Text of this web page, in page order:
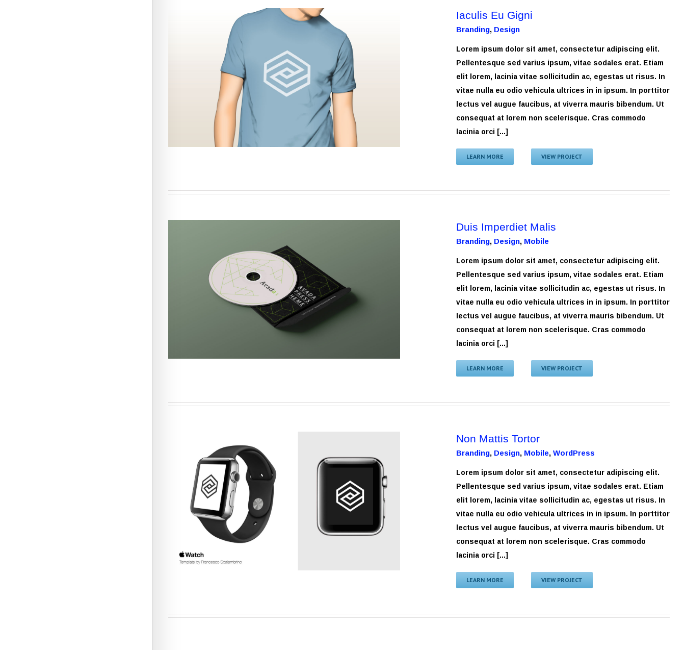
Iaculis Eu Gigni
Branding,Design
Lorem ipsum dolor sit amet, consectetur adipiscing elit.
Pellentesque sed varius ipsum, vitae sodales erat. Etiam
elit lorem, lacinia vitae sollicitudin ac, egestas ut risus. In
vitae nulla eu odio vehicula ultrices in in ipsum. In porttitor
lectus vel augue faucibus, at viverra mauris bibendum. Ut
consequat at lorem non scelerisque. Cras commodo
lacinia orci [...]
LEARN MORE VIEW PROJECT
Duis Imperdiet Malis
Branding,Design,Mobile
Lorem ipsum dolor sit amet, consectetur adipiscing elit.
Pellentesque sed varius ipsum, vitae sodales erat. Etiam
elit lorem, lacinia vitae sollicitudin ac, egestas ut risus. In
vitae nulla eu odio vehicula ultrices in in ipsum. In porttitor
lectus vel augue faucibus, at viverra mauris bibendum. Ut
consequat at lorem non scelerisque. Cras commodo
lacinia orci [...]
LEARN MORE VIEW PROJECT
Non Mattis Tortor
Branding,Design,Mobile,WordPress
Lorem ipsum dolor sit amet, consectetur adipiscing elit.
Pellentesque sed varius ipsum, vitae sodales erat. Etiam
elit lorem, lacinia vitae sollicitudin ac, egestas ut risus. In
vitae nulla eu odio vehicula ultrices in in ipsum. In porttitor
lectus vel augue faucibus, at viverra mauris bibendum. Ut
consequat at lorem non scelerisque. Cras commodo
lacinia orci [...]
LEARN MORE VIEW PROJECT